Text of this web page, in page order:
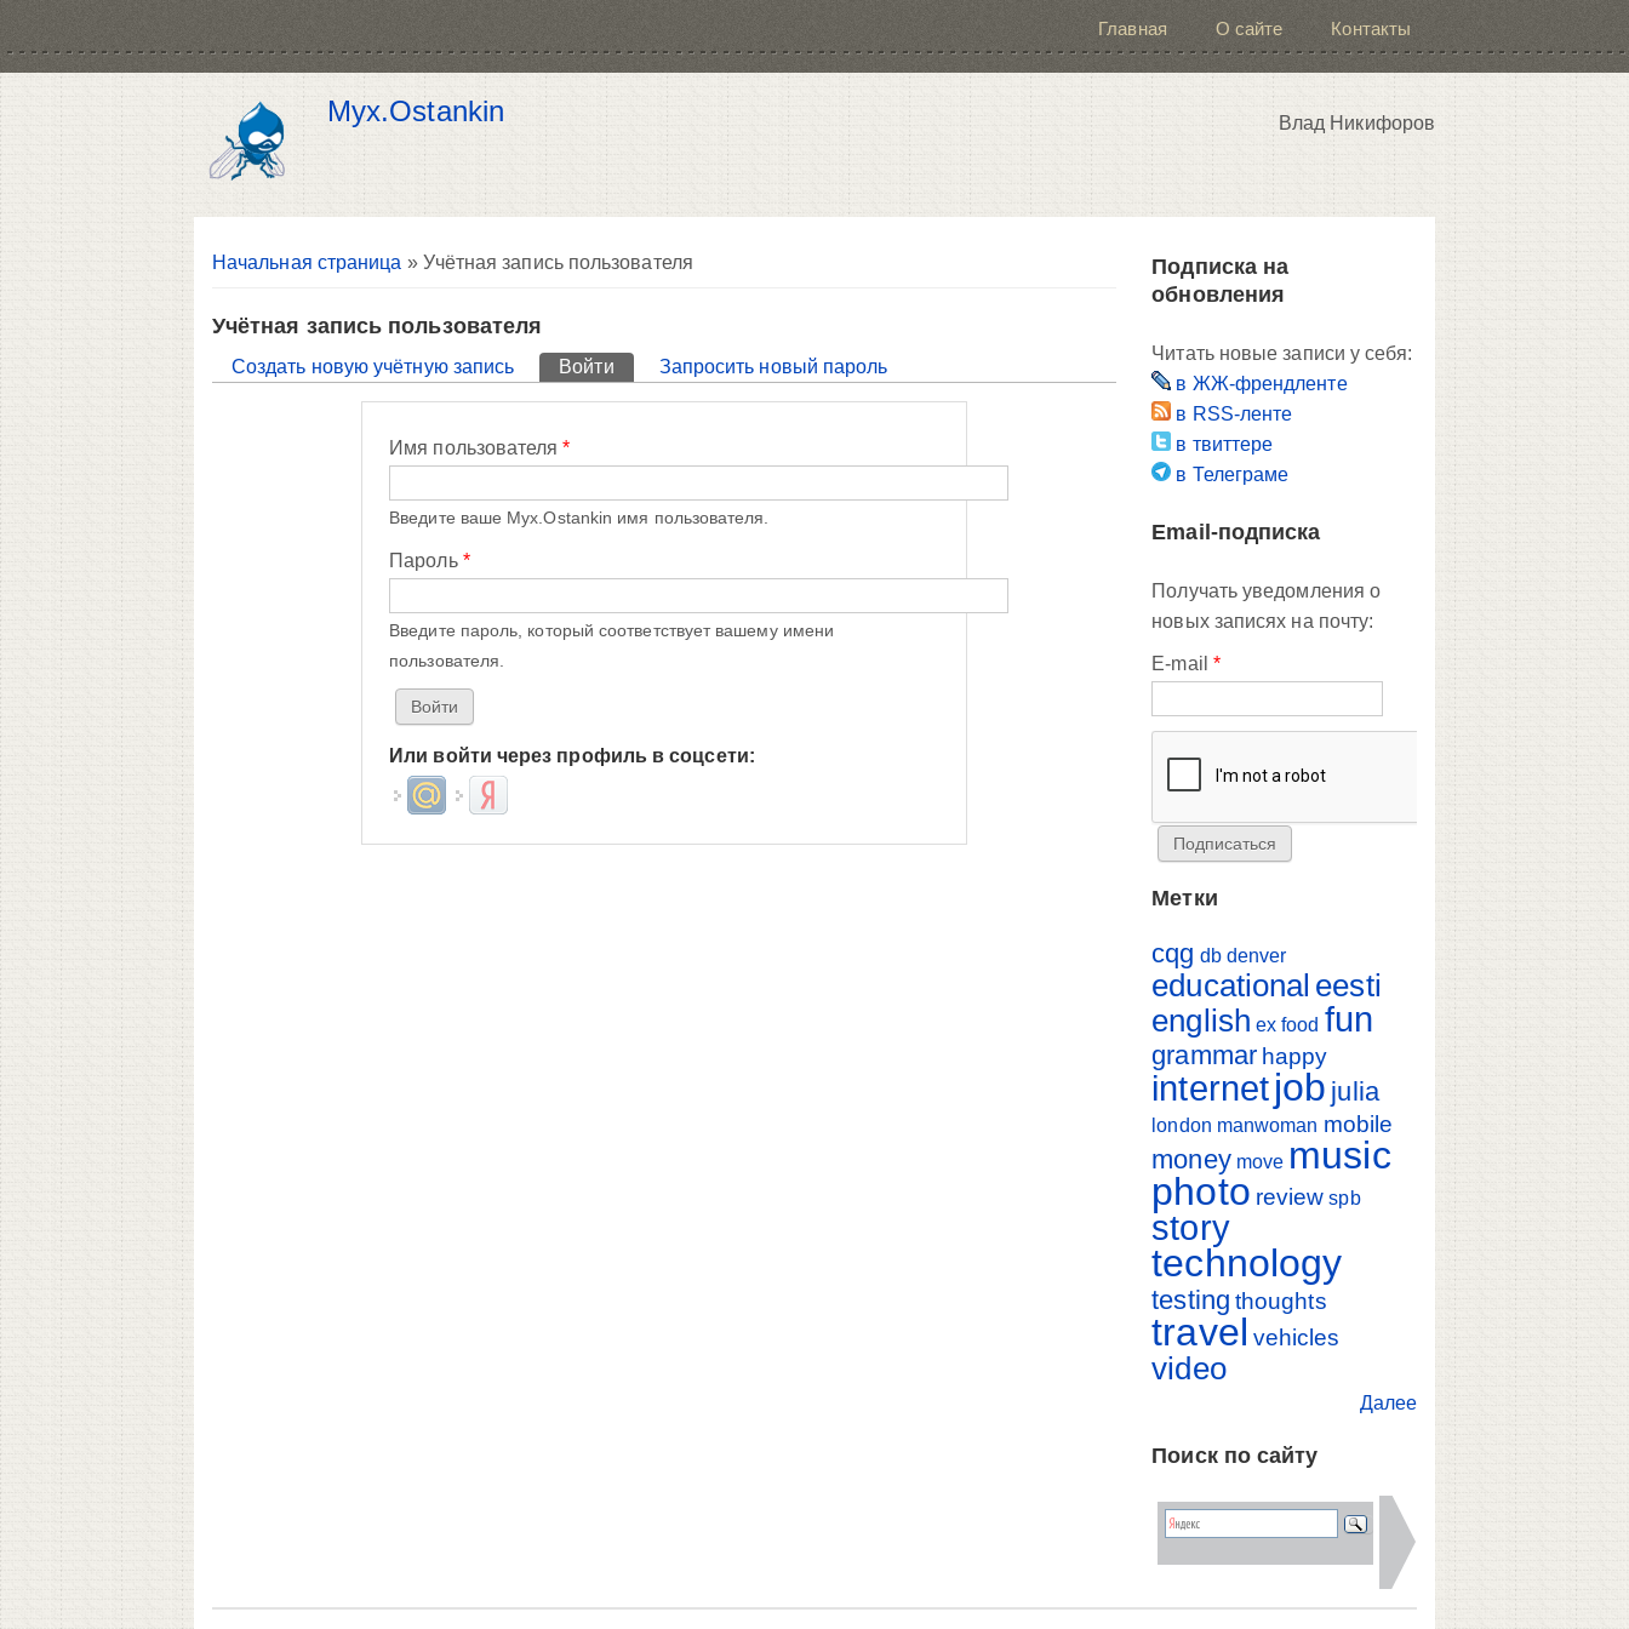
Главная О сайте Контакты
Myx.Ostankin Влад Никифоров
Вы здесь
Начальная страница » Учётная запись пользователя
Учётная запись пользователя
Главные вкладки
Создать новую учётную запись Войти (активная вкладка)
Запросить новый пароль
Имя пользователя*
Введите ваше Myx.Ostankin имя пользователя.
Пароль *
Введите пароль, который соответствует вашему имени
пользователя.
Или войти через профиль в соцсети:
Login with Mail.ruLogin with Яндекс
Подписка на
обновления
Читать новые записи у себя:
в ЖЖ-френдленте
в RSS-ленте
в твиттере
в Телеграме
Email-подписка
Получать уведомления о
новых записях на почту:
E-mail *
Метки
cqg db denver
educational eesti
english ex food fun
grammar happy
internetjob julia
london manwoman mobile
money move music
photo review spb
story
technology
testing thoughts
travel vehicles
video
Далее
Поиск по сайту